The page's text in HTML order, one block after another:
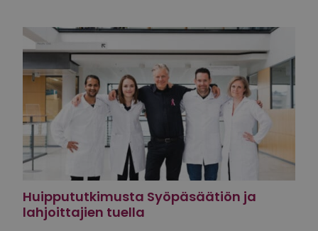
Huippututkimusta Syöpäsäätiön ja
lahjoittajien tuella